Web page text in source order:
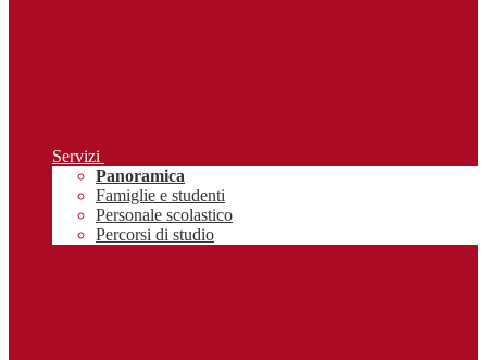
Servizi
Panoramica
Famiglie e studenti
Personale scolastico
Percorsi di studio